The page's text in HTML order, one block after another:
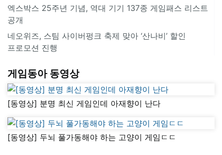
엑스박스 25주년 기념, 역대 기기 137종 게임패스 리스트
공개
네오위즈, 스팀 사이버펑크 축제 맞아 ‘산나비’ 할인
프로모션 진행
게임동아 동영상
[동영상] 분명 최신 게임인데 아재향이 난다
[동영상] 두뇌 풀가동해야 하는 고양이 게임ㄷㄷ